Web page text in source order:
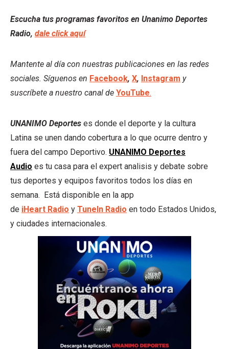
Escucha tus programas favoritos en Unanimo Deportes
Radio, dale click aquí
Mantente al día con nuestras publicaciones en las redes
sociales. Síguenos en Facebook, X, Instagram y
suscríbete a nuestro canal de YouTube.
UNANIMO Deportes es donde el deporte y la cultura
Latina se unen dando cobertura a lo que ocurre dentro y
fuera del campo Deportivo. UNANIMO Deportes
Audio es tu casa para el expert analisis y debate sobre
tus deportes y equipos favoritos todos los días en
semana. Está disponible en la app
de iHeart Radio y TuneIn Radio en todo Estados Unidos,
y ciudades internacionales.